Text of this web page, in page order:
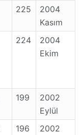
225
2004
Kasım
224
2004
Ekim
199
2002
Eylül
196
2002